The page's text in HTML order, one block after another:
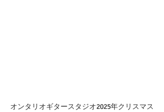
オンタリオギタースタジオ2025年クリスマス